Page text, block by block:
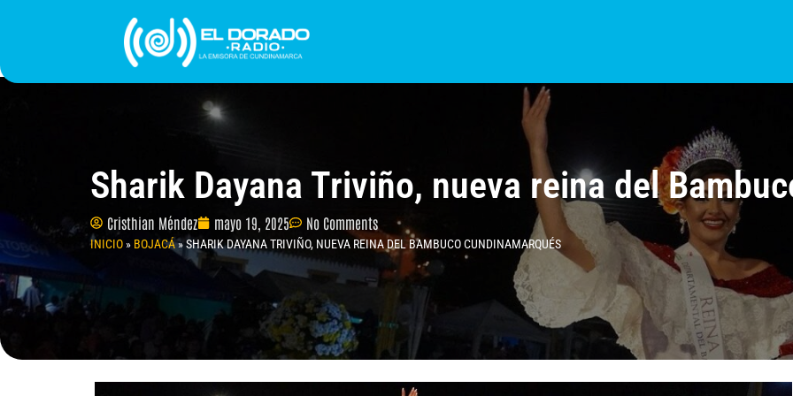
COLOMBIA
Sharik Dayana Triviño, nueva reina del
Cristhian Méndez mayo 19, 2025 No Comments
INICIO » BOJACÁ»SHARIK DAYANA TRIVIÑO, NUEVA REINA DEL BAMBUCO CUNDINAMARQUÉS